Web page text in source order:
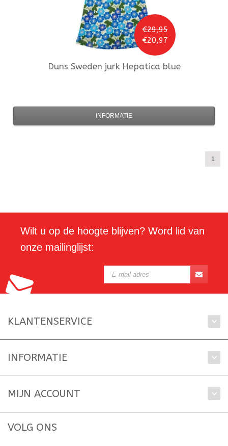
€29,95
€20,97
Duns Sweden jurk Hepatica blue
INFORMATIE
1
Wilt u op de hoogte blijven? Word lid van
onze mailinglijst:
KLANTENSERVICE
INFORMATIE
MIJN ACCOUNT
VOLG ONS